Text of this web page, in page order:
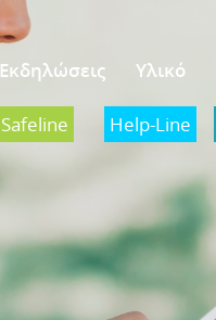
Εκδηλώσεις Υλικό
Safeline Help-Line